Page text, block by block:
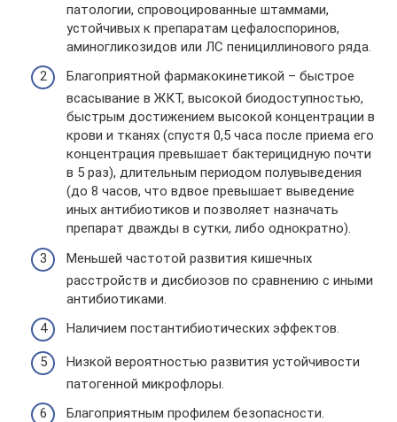
патологии, спровоцированные штаммами,
устойчивых к препаратам цефалоспоринов,
аминогликозидов или ЛС пенициллинового ряда.
Благоприятной фармакокинетикой – быстрое
всасывание в ЖКТ, высокой биодоступностью,
быстрым достижением высокой концентрации в
крови и тканях (спустя 0,5 часа после приема его
концентрация превышает бактерицидную почти
в 5 раз), длительным периодом полувыведения
(до 8 часов, что вдвое превышает выведение
иных антибиотиков и позволяет назначать
препарат дважды в сутки, либо однократно).
Меньшей частотой развития кишечных
расстройств и дисбиозов по сравнению с иными
антибиотиками.
Наличием постантибиотических эффектов.
Низкой вероятностью развития устойчивости
патогенной микрофлоры.
Благоприятным профилем безопасности.